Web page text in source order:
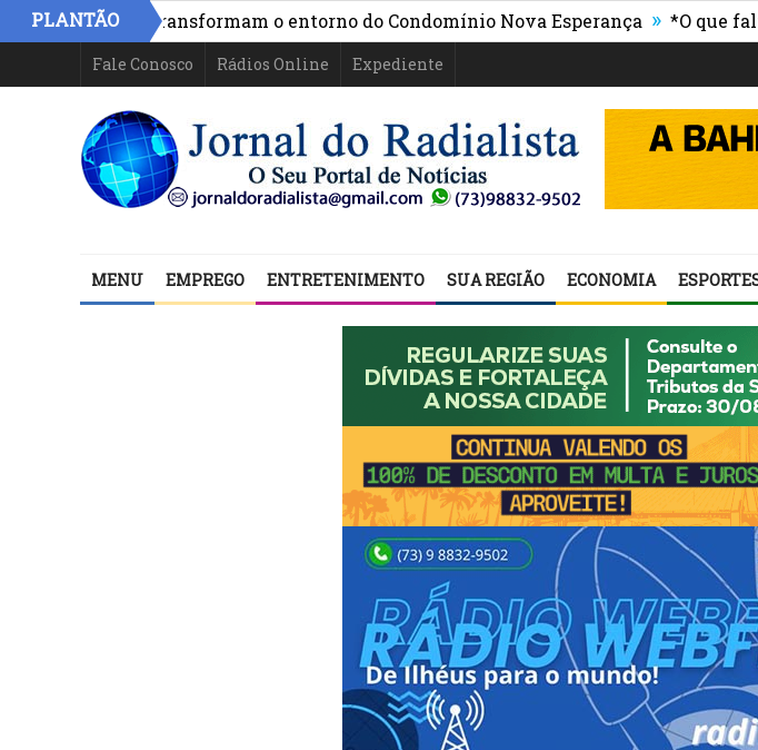
PLANTÃOtransformam o entorno do Condomínio Nova Esperança » *O que falta
Fale Conosco Rádios Online Expediente
MENU EMPREGO ENTRETENIMENTO SUA REGIÃO ECONOMIA